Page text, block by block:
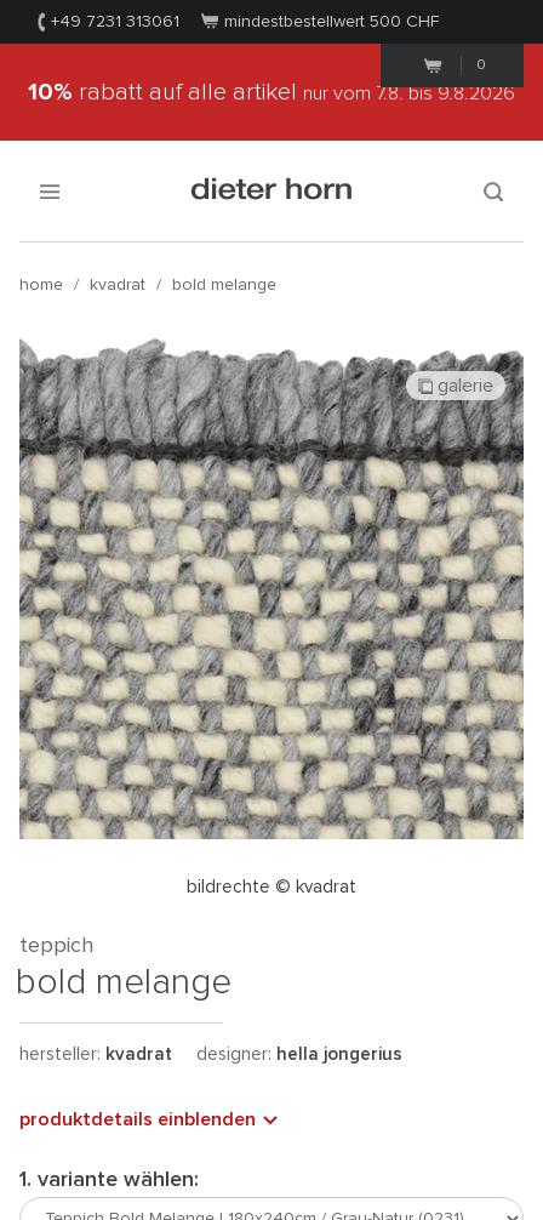
+49 7231 313061 mindestbestellwert 500 CHF
0
10% rabatt auf alle artikel nur vom 7.8.bis 9.8.2026
home / kvadrat / bold melange
bildrechte © kvadrat
galerie
teppich
bold melange
hersteller: kvadrat designer: hella jongerius
produktdetails einblenden
1. variante wählen: